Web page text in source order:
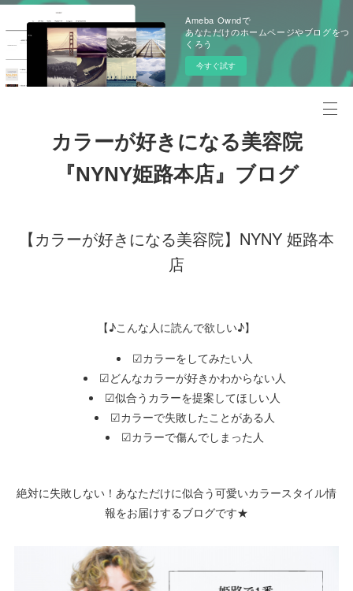
Ameba Owndで
あなただけのホームページやブログをつ
くろう
今すぐ試す
カラーが好きになる美容院
『NYNY姫路本店』ブログ
【カラーが好きになる美容院】NYNY 姫路本
店
【♪こんな人に読んで欲しい♪】
☑カラーをしてみたい人
☑どんなカラーが好きかわからない人
☑似合うカラーを提案してほしい人
☑カラーで失敗したことがある人
☑カラーで傷んでしまった人
絶対に失敗しない！あなただけに似合う可愛いカラースタイル情
報をお届けするブログです★